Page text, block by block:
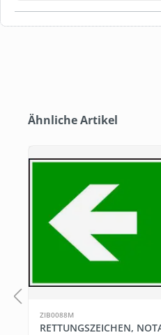
Produktgalerie überspringen
Ähnliche Artikel
ZIB0088M
RETTUNGSZEICHEN,